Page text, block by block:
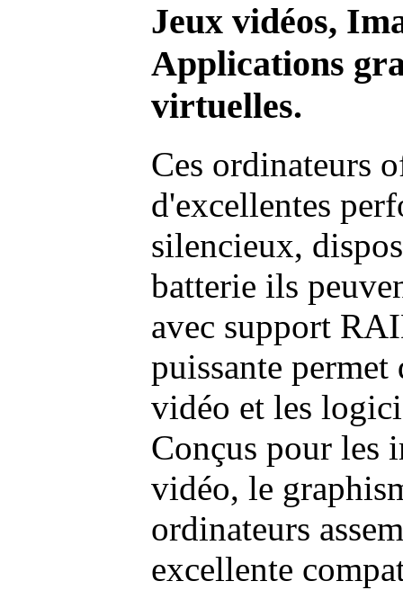
Jeux vidéos,
Applications
virtuelles.
Ces ordinateurs
d'excellentes
silencieux,
batterie ils
avec support
puissante permet
vidéo et les
Conçus pour les
vidéo, le
ordinateurs
excellente